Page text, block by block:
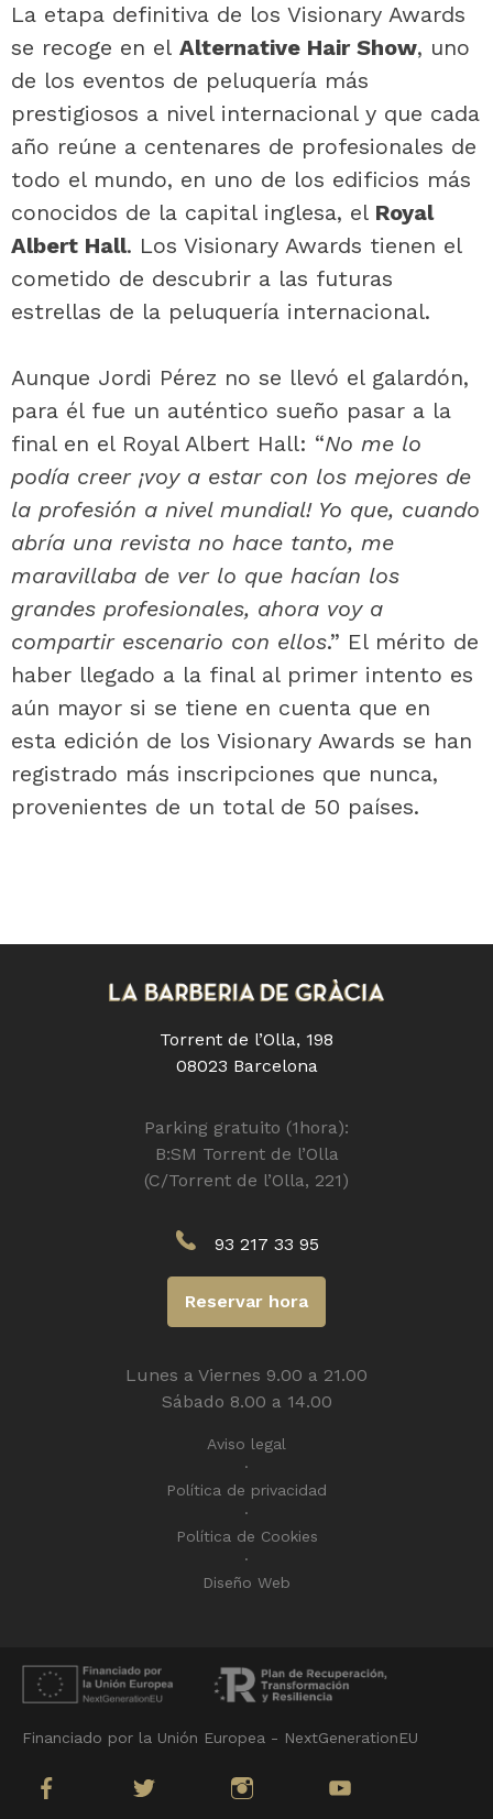
La etapa definitiva de los Visionary Awards
se recoge en el Alternative Hair Show, uno
de los eventos de peluquería más
prestigiosos a nivel internacional y que cada
año reúne a centenares de profesionales de
todo el mundo, en uno de los edificios más
conocidos de la capital inglesa, el Royal
Albert Hall. Los Visionary Awards tienen el
cometido de descubrir a las futuras
estrellas de la peluquería internacional.
Aunque Jordi Pérez no se llevó el galardón,
para él fue un auténtico sueño pasar a la
final en el Royal Albert Hall: “No me lo
podía creer ¡voy a estar con los mejores de
la profesión a nivel mundial! Yo que, cuando
abría una revista no hace tanto, me
maravillaba de ver lo que hacían los
grandes profesionales, ahora voy a
compartir escenario con ellos.” El mérito de
haber llegado a la final al primer intento es
aún mayor si se tiene en cuenta que en
esta edición de los Visionary Awards se han
registrado más inscripciones que nunca,
provenientes de un total de 50 países.
Torrent de l’Olla, 198
08023 Barcelona
Parking gratuito (1hora):
B:SM Torrent de l’Olla
(C/Torrent de l’Olla, 221)
93 217 33 95
Reservar hora
Lunes a Viernes 9.00 a 21.00
Sábado 8.00 a 14.00
Aviso legal
Política de privacidad
Política de Cookies
Diseño Web
Financiado por la Unión Europea - NextGenerationEU